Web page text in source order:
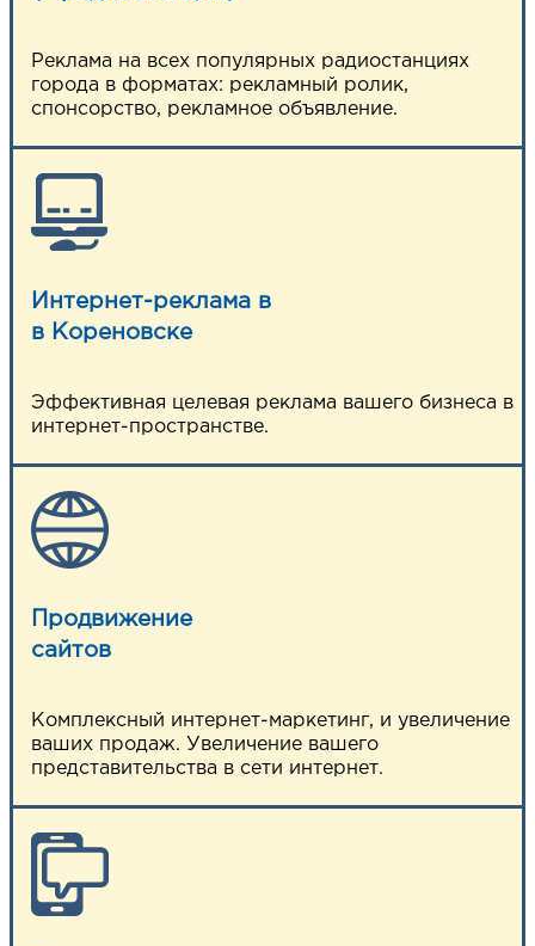
Реклама на всех популярных радиостанциях
города в форматах: рекламный ролик,
спонсорство, рекламное объявление.
Интернет-реклама в
в Кореновске
Эффективная целевая реклама вашего бизнеса в
интернет-пространстве.
Продвижение
сайтов
Комплексный интернет-маркетинг, и увеличение
ваших продаж. Увеличение вашего
представительства в сети интернет.